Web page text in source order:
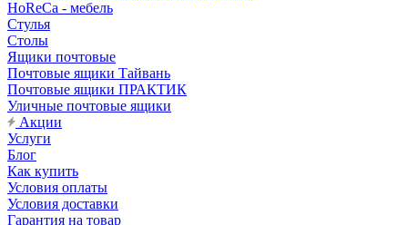
HoReCa - мебель
Стулья
Столы
Ящики почтовые
Почтовые ящики Тайвань
Почтовые ящики ПРАКТИК
Уличные почтовые ящики
Акции
Услуги
Блог
Как купить
Условия оплаты
Условия доставки
Гарантия на товар